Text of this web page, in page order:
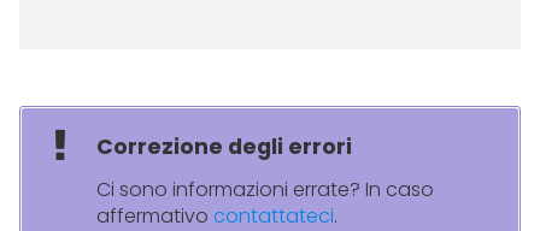
Correzione degli errori
Ci sono informazioni errate? In caso
affermativo contattateci.